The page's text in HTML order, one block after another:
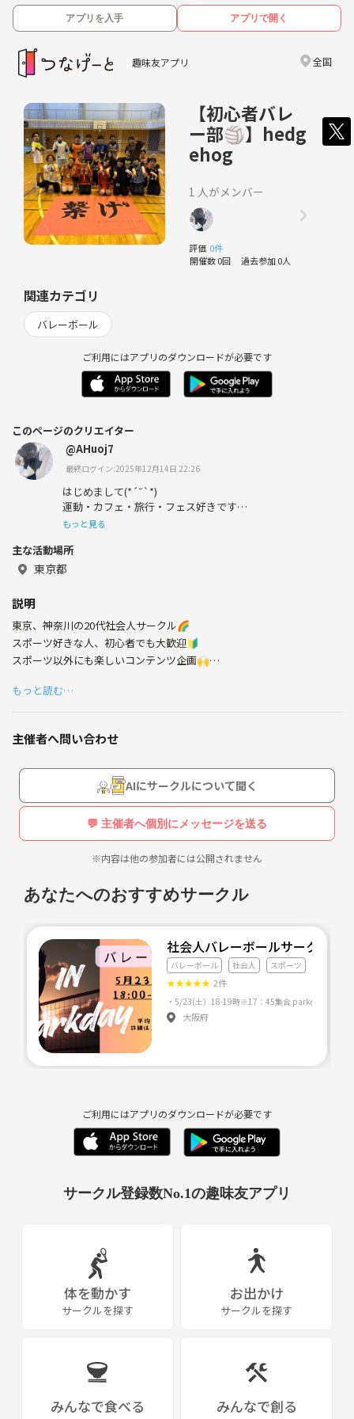
アプリを入手 アプリで開く
趣味友アプリ 全国
【初心者バレ
ー部🏐】hedg
ehog
1 人がメンバー
評価 0件
開催数 0回 過去参加 0人
関連カテゴリ
バレーボール
ご利用にはアプリのダウンロードが必要です
このページのクリエイター
@AHuoj7
最終ログイン:2025年12月14日 22:26
はじめまして(*´˘`*)
運動・カフェ・旅行・フェス好きです
大人になっても楽しく遊ぶがモットー♬
よろしくお願いします！
す！アニメはヒロアカに感動🥹
もっと見る
主な活動場所
東京都
説明
東京、神奈川の20代社会人サークル🌈
スポーツ好きな人、初心者でも大歓迎🔰
スポーツ以外にも楽しいコンテンツ企画🙌
上京して社会人になり、学生時代の楽しさが減ったため、日本一明るく
楽しいコミュニティを作りたくて始めました💃
バレーボールはみんなで声を掛け合い一つのボールを繋ぐ、青春が詰ま
ったスポーツです！！私はハイキュー‼︎から入りました😊🏐
最近は女子の参加も増えてます✨
基本は1人で参加する人が多いです！
ほとんどが未経験者、ブランクあり、ハイキュー‼︎で興味持った人が多
いなど、フランクに開催しているので気軽にご参加ください♪
【開催スケジュール】
メンズ¥1200、ガール¥1000👆
更衣室あります！
見学希望の方もぜひ来てください！
見学の場合は参加費はいただいておりません^ ^
#社会人サークル
#サークル
もっと読む…
主催者へ問い合わせ
AIにサークルについて聞く
💬 主催者へ個別にメッセージを送る
※内容は他の参加者には公開されません
あなたへのおすすめサークル
社会人バレーボールサークル
バレーボール 社会人 スポーツ
★★★★★ 2件
大阪府
ご利用にはアプリのダウンロードが必要です
サークル登録数No.1の趣味友アプリ
体を動かす
サークルを探す
お出かけ
サークルを探す
みんなで食べる みんなで創る